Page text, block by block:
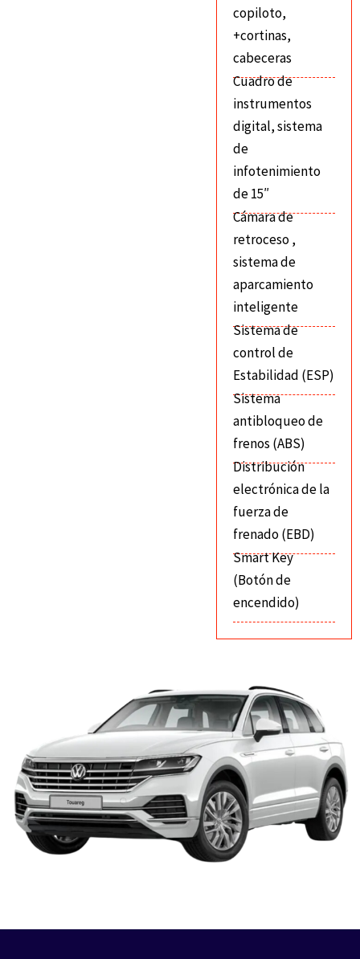
copiloto,
+cortinas,
cabeceras
Cuadro de
instrumentos
digital, sistema
de
infotenimiento
de 15″
Cámara de
retroceso ,
sistema de
aparcamiento
inteligente
Sistema de
control de
Estabilidad (ESP)
Sistema
antibloqueo de
frenos (ABS)
Distribución
electrónica de la
fuerza de
frenado (EBD)
Smart Key
(Botón de
encendido)